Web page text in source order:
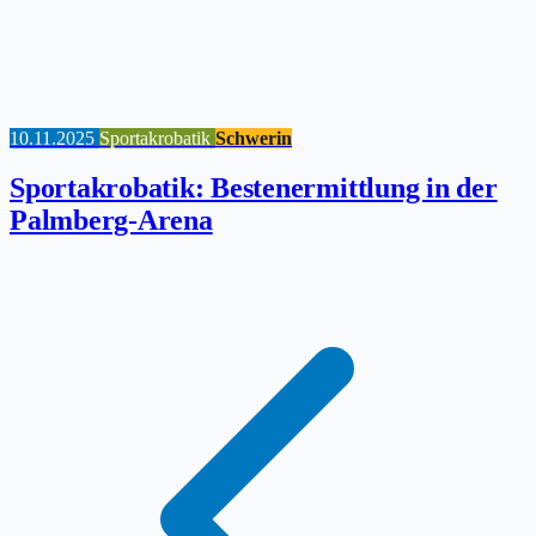
10.11.2025 Sportakrobatik Schwerin
Sportakrobatik: Bestenermittlung in der
Palmberg-Arena